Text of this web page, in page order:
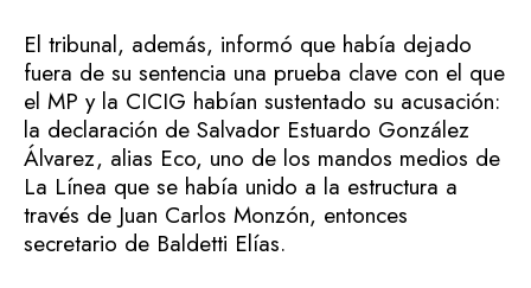
El tribunal, además, informó que había dejado
fuera de su sentencia una prueba clave con el que
el MP y la CICIG habían sustentado su acusación:
la declaración de Salvador Estuardo González
Álvarez, alias Eco, uno de los mandos medios de
La Línea que se había unido a la estructura a
través de Juan Carlos Monzón, entonces
secretario de Baldetti Elías.